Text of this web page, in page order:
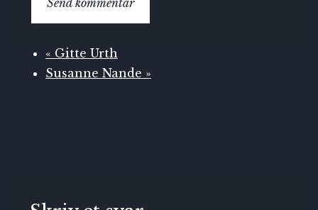
« Gitte Urth
Susanne Nande »